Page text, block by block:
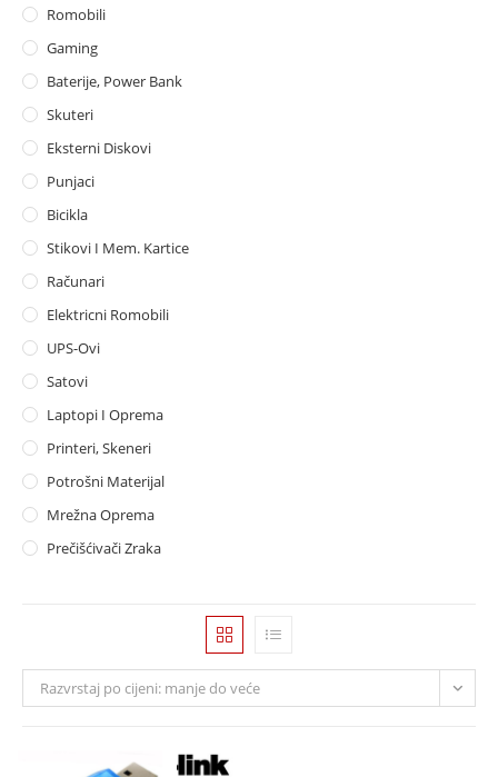
Romobili
Gaming
Baterije, Power Bank
Skuteri
Eksterni Diskovi
Punjaci
Bicikla
Stikovi I Mem. Kartice
Računari
Elektricni Romobili
UPS-Ovi
Satovi
Laptopi I Oprema
Printeri, Skeneri
Potrošni Materijal
Mrežna Oprema
Prečišćivači Zraka
Razvrstaj po cijeni: manje do veće